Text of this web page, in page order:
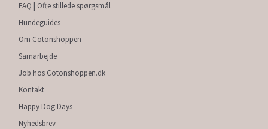
FAQ | Ofte stillede spørgsmål
Hundeguides
Om Cotonshoppen
Samarbejde
Job hos Cotonshoppen.dk
Kontakt
Happy Dog Days
Nyhedsbrev